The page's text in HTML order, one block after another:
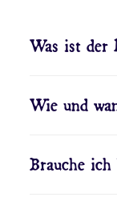
Was ist der
Wie und
Brauche ich